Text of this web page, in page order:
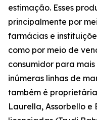
estimação. Esses
principalmente por
farmácias e
como por meio de
consumidor para
inúmeras linhas de
também é
Laurella, Assorbello e